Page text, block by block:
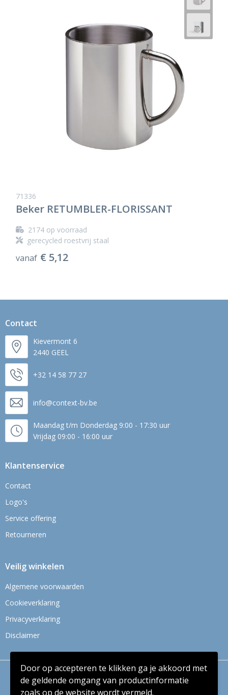
71336
Beker RETUMBLER-FLORISSANT
2174op voorraad
gerecycled roestvrij staal
vanaf € 5,12
Contact
Kievermont 6
2440 GEEL
+32 14 58 77 27
info@context-bv.be
Maandag t/m Donderdag 9:00 - 17:30 uur
Vrijdag 09:00 - 16:00 uur
Klantenservice
Contact
Logo's
Service offering
Retourneren
Veilig winkelen
Algemene voorwaarden
Cookieverklaring
Privacyverklaring
Disclaimer
© Copyright Context BV 2024
Door op accepteren te klikken ga je akkoord met
de geldende omgang van productinformatie
zoals op de website wordt vermeld.